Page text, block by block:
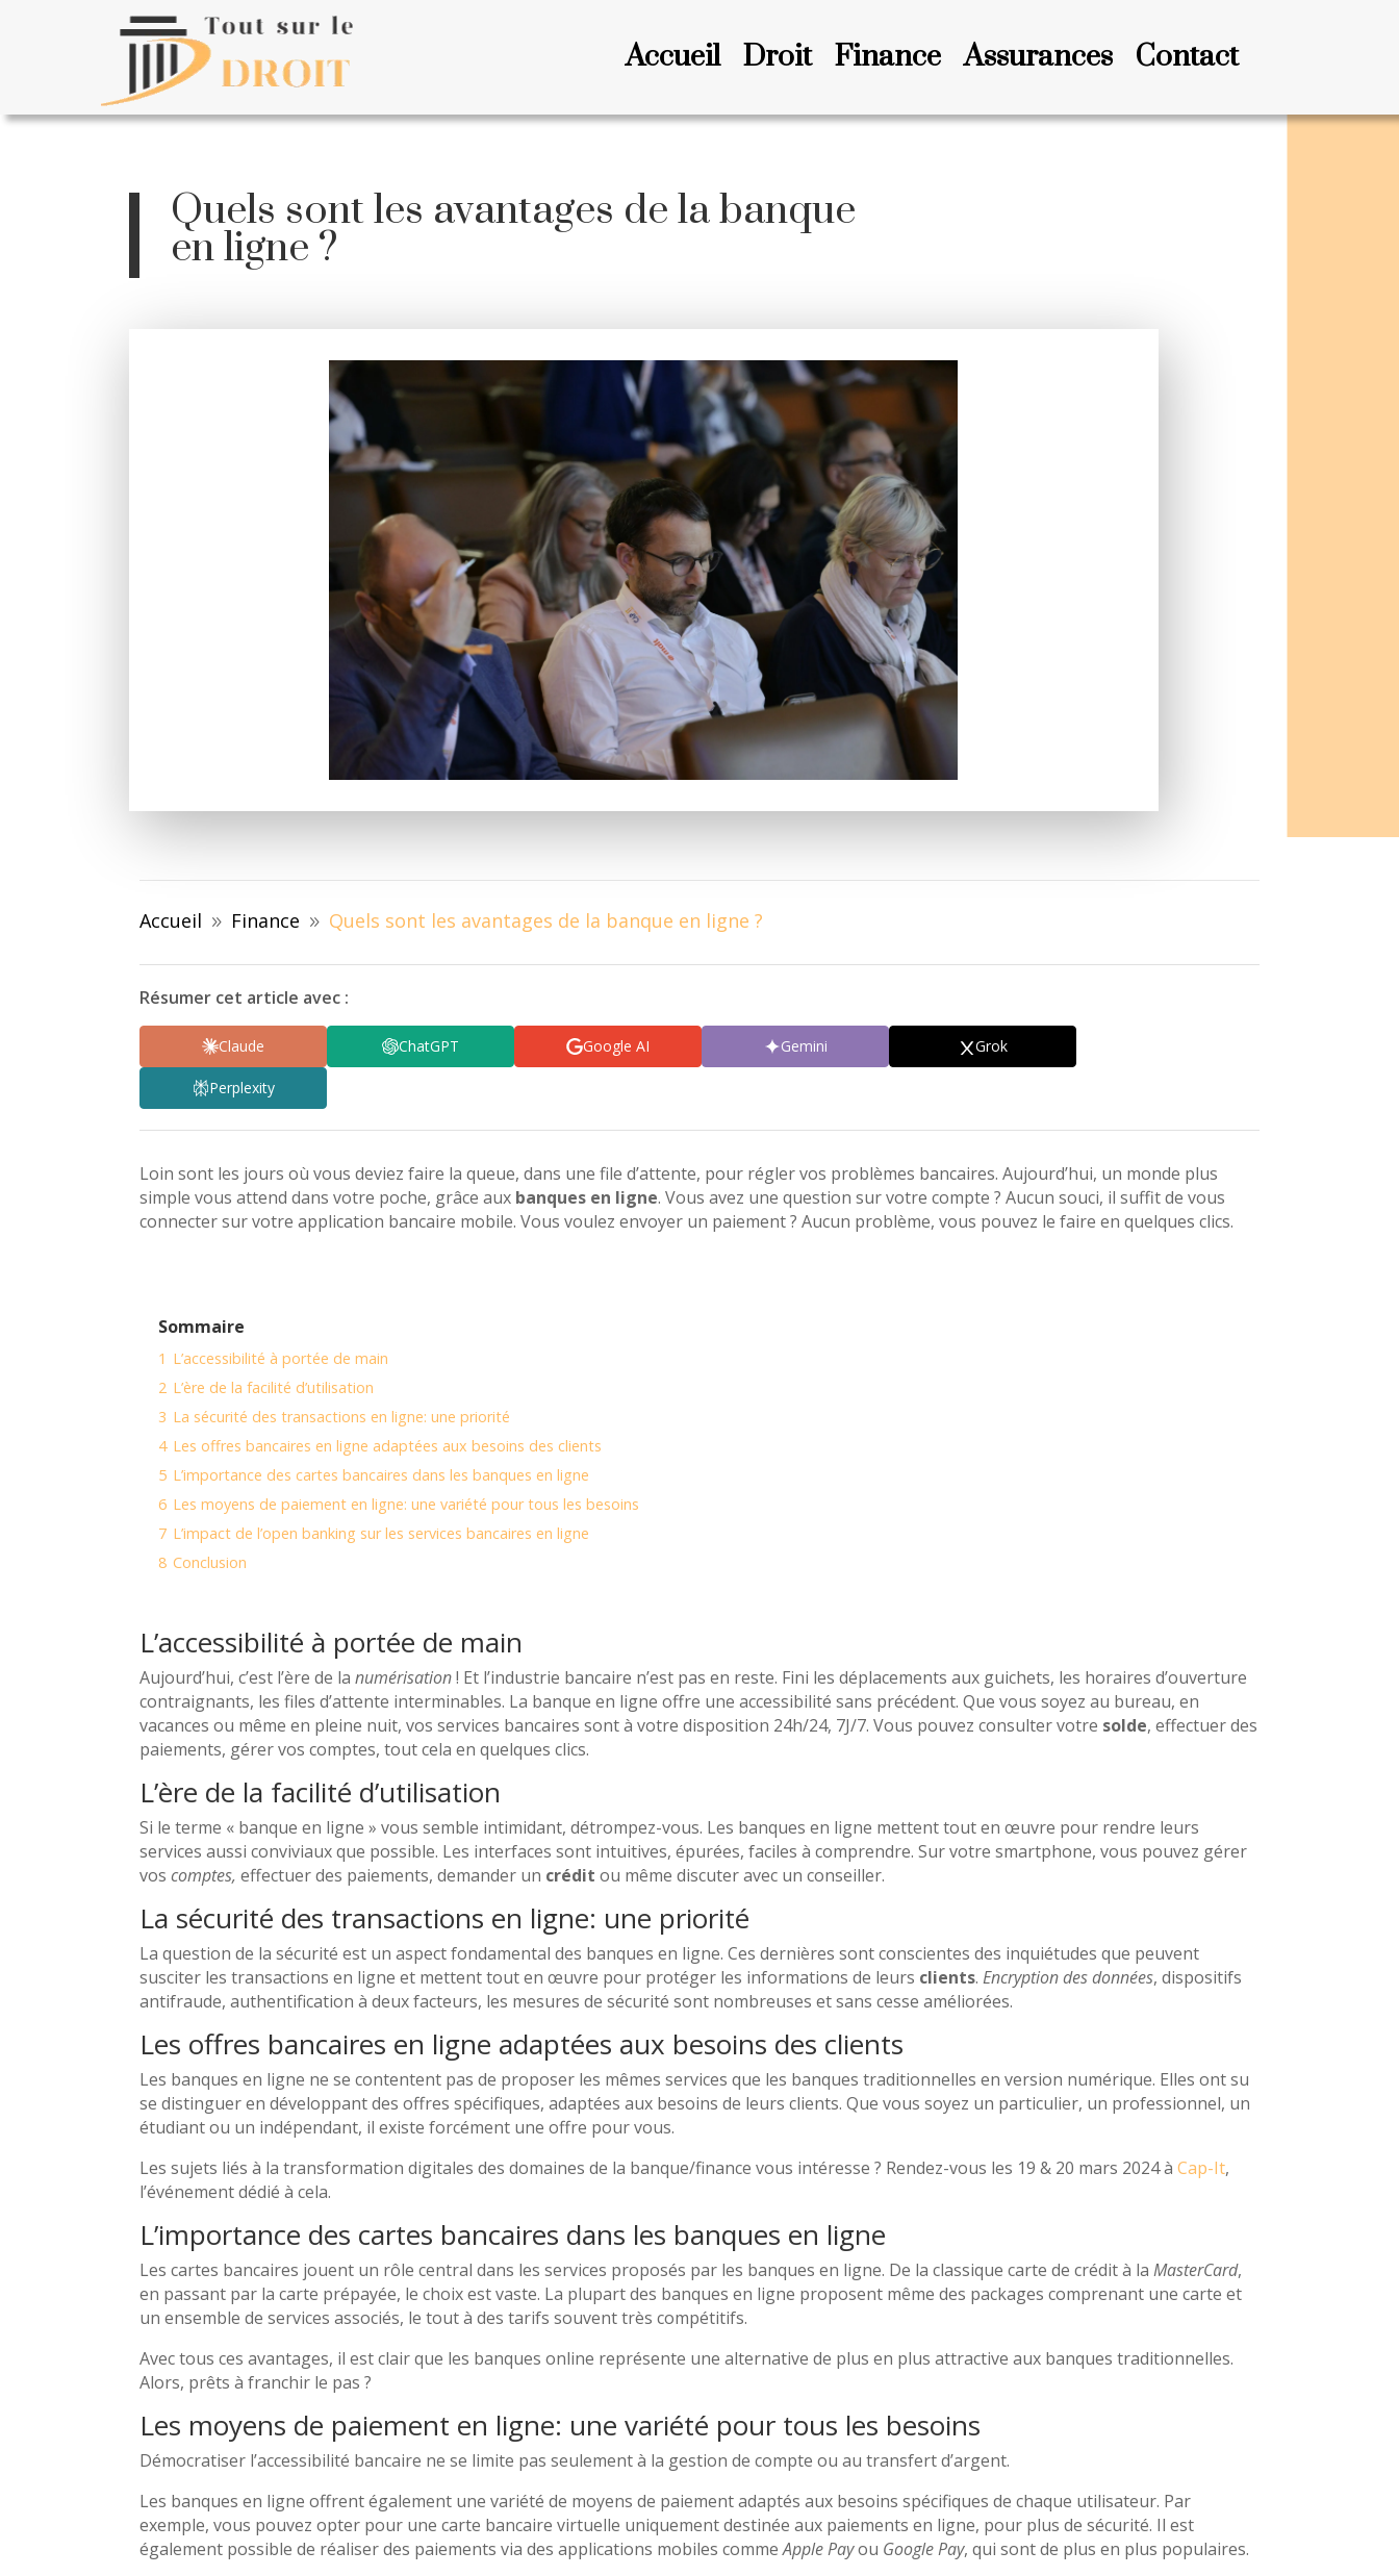
Accueil Droit Finance Assurances Contact
Quels sont les avantages de la banque
en ligne ?
Accueil 9 Finance 9 Quels sont les avantages de la banque en ligne ?
Résumer cet article avec :
Claude ChatGPT Google AI Gemini Grok
Perplexity
Loin sont les jours où vous deviez faire la queue, dans une file d’attente, pour régler vos problèmes bancaires. Aujourd’hui, un monde plus
simple vous attend dans votre poche, grâce aux banques en ligne. Vous avez une question sur votre compte ? Aucun souci, il suffit de vous
connecter sur votre application bancaire mobile. Vous voulez envoyer un paiement ? Aucun problème, vous pouvez le faire en quelques clics.
Sommaire
1 L’accessibilité à portée de main
2 L’ère de la facilité d’utilisation
3 La sécurité des transactions en ligne: une priorité
4 Les offres bancaires en ligne adaptées aux besoins des clients
5 L’importance des cartes bancaires dans les banques en ligne
6 Les moyens de paiement en ligne: une variété pour tous les besoins
7 L’impact de l’open banking sur les services bancaires en ligne
8 Conclusion
L’accessibilité à portée de main
Aujourd’hui, c’est l’ère de la numérisation! Et l’industrie bancaire n’est pas en reste. Fini les déplacements aux guichets, les horaires d’ouverture
contraignants, les files d’attente interminables. La banque en ligne offre une accessibilité sans précédent. Que vous soyez au bureau, en
vacances ou même en pleine nuit, vos services bancaires sont à votre disposition 24h/24, 7J/7. Vous pouvez consulter votre solde, effectuer des
paiements, gérer vos comptes, tout cela en quelques clics.
L’ère de la facilité d’utilisation
Si le terme « banque en ligne » vous semble intimidant, détrompez-vous. Les banques en ligne mettent tout en œuvre pour rendre leurs
services aussi conviviaux que possible. Les interfaces sont intuitives, épurées, faciles à comprendre. Sur votre smartphone, vous pouvez gérer
voscomptes, effectuer des paiements, demander un crédit ou même discuter avec un conseiller.
La sécurité des transactions en ligne: une priorité
La question de la sécurité est un aspect fondamental des banques en ligne. Ces dernières sont conscientes des inquiétudes que peuvent
susciter les transactions en ligne et mettent tout en œuvre pour protéger les informations de leurs clients.Encryption des données, dispositifs
antifraude, authentification à deux facteurs, les mesures de sécurité sont nombreuses et sans cesse améliorées.
Les offres bancaires en ligne adaptées aux besoins des clients
Les banques en ligne ne se contentent pas de proposer les mêmes services que les banques traditionnelles en version numérique. Elles ont su
se distinguer en développant des offres spécifiques, adaptées aux besoins de leurs clients. Que vous soyez un particulier, un professionnel, un
étudiant ou un indépendant, il existe forcément une offre pour vous.
Les sujets liés à la transformation digitales des domaines de la banque/finance vous intéresse ? Rendez-vous les 19 & 20 mars 2024 àCap-It,
l’événement dédié à cela.
L’importance des cartes bancaires dans les banques en ligne
Les cartes bancaires jouent un rôle central dans les services proposés par les banques en ligne. De la classique carte de crédit à laMasterCard,
en passant par la carte prépayée, le choix est vaste. La plupart des banques en ligne proposent même des packages comprenant une carte et
un ensemble de services associés, le tout à des tarifs souvent très compétitifs.
Avec tous ces avantages, il est clair que les banques online représente une alternative de plus en plus attractive aux banques traditionnelles.
Alors, prêts à franchir le pas ?
Les moyens de paiement en ligne: une variété pour tous les besoins
Démocratiser l’accessibilité bancaire ne se limite pas seulement à la gestion de compte ou au transfert d’argent.
Les banques en ligne offrent également une variété de moyens de paiement adaptés aux besoins spécifiques de chaque utilisateur. Par
exemple, vous pouvez opter pour une carte bancaire virtuelle uniquement destinée aux paiements en ligne, pour plus de sécurité. Il est
également possible de réaliser des paiements via des applications mobiles commeApple Payou Google Pay, qui sont de plus en plus populaires.